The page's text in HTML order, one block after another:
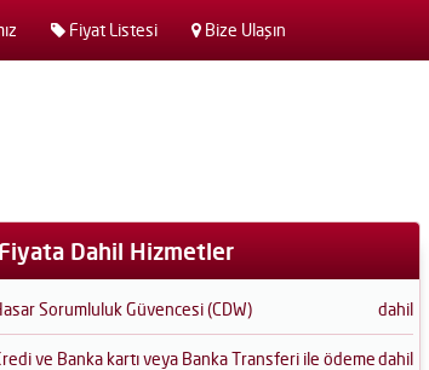
Fiyat Listesi Bize Ulaşın
Fiyata Dahil Hizmetler
Sorumluluk Güvencesi (CDW) dahil
ve Banka kartı veya Banka Transferi ile ödemedahil